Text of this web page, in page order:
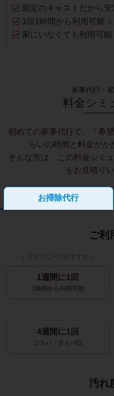
固定のキャストだから安
1回1時間から利用可能 ※
家にいなくても利用可能
家事代行・
料金シミ
初めての家事代行で、「希
らいの時間と料金が
そんな方は、この料金シミ
をお見積り
お掃除代行
ご利
1週間に1回
1時間から利用可能
4週間に1回
コスパ・タイパ◎
汚れ